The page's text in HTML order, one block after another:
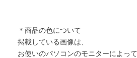
＊商品の色について
掲載している画像は、
お使いのパソコンのモニターによって